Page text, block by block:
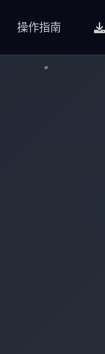
操作指南